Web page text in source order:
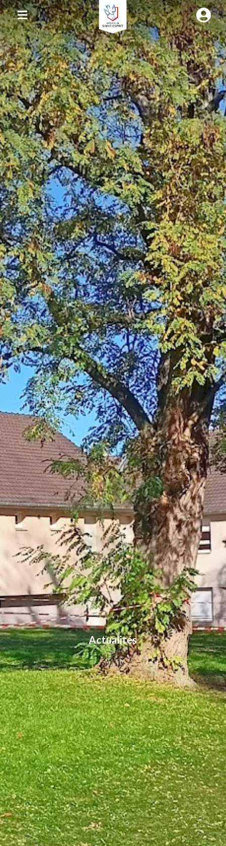
Actualités